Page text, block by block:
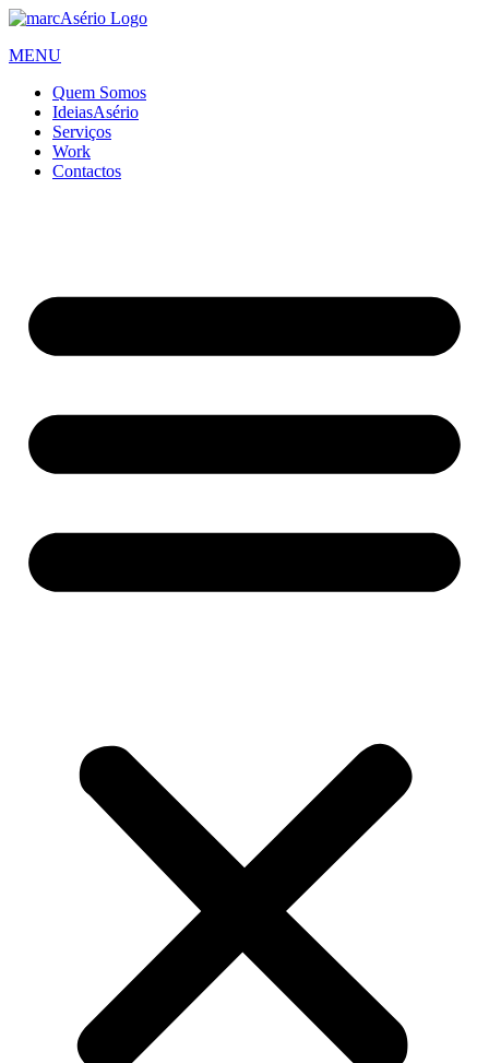
Skip
content
MENU
Quem Somos
IdeiasAsério
Serviços
Work
Contactos